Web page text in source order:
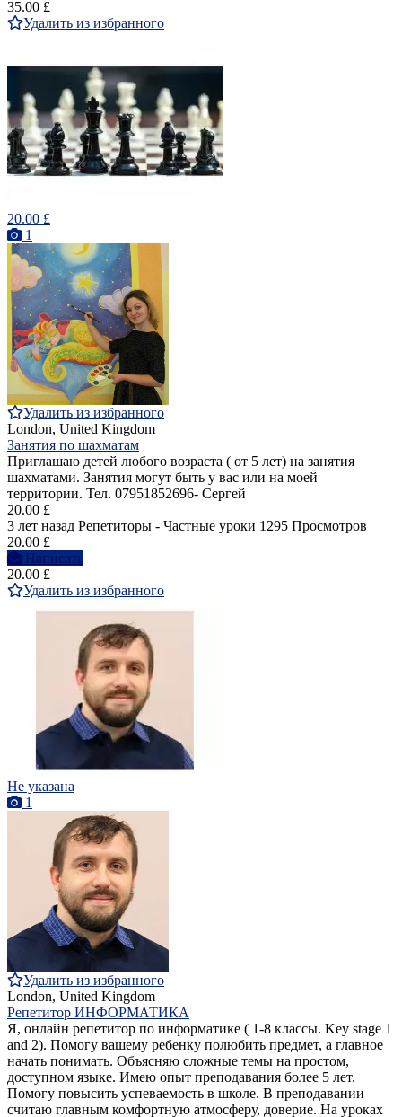
35.00 £
Удалить из избранного
20.00 £
1
Удалить из избранного
London, United Kingdom
Занятия по шахматам
Приглашаю детей любого возраста ( от 5 лет) на занятия
шахматами. Занятия могут быть у вас или на моей
территории. Тел. 07951852696- Сергей
20.00 £
3 лет назад Репетиторы - Частные уроки 1295 Просмотров
20.00 £
Написать
20.00 £
Удалить из избранного
Не указана
1
Удалить из избранного
London, United Kingdom
Репетитор ИНФОРМАТИКА
Я, онлайн репетитор по информатике ( 1-8 классы. Key stage 1
and 2). Помогу вашему ребенку полюбить предмет, а главное
начать понимать. Объясняю сложные темы на простом,
доступном языке. Имею опыт преподавания более 5 лет.
Помогу повысить успеваемость в школе. В преподавании
считаю главным комфортную атмосферу, доверие. На уроках